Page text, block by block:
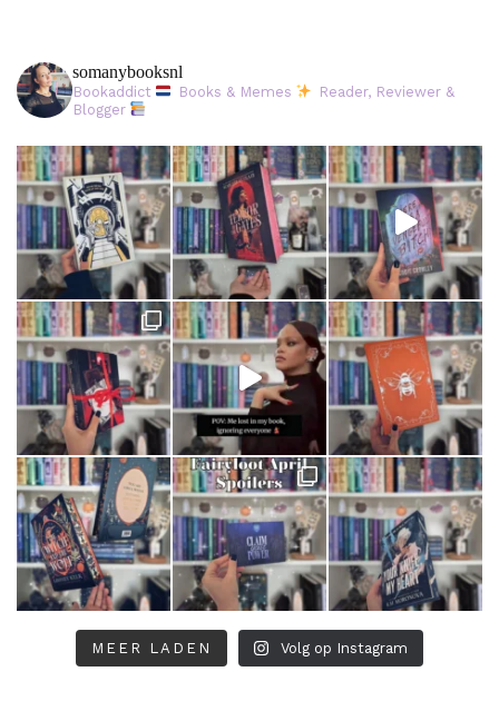
somanybooksnl
Bookaddict Books & Memes
Reader, Reviewer &
Blogger
MEER LADEN Volg op Instagram